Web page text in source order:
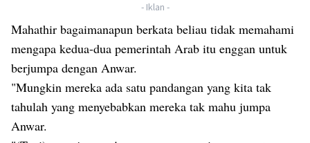
- Iklan -
Mahathir bagaimanapun berkata beliau tidak memahami
mengapa kedua-dua pemerintah Arab itu enggan untuk
berjumpa dengan Anwar.
"Mungkin mereka ada satu pandangan yang kita tak
tahulah yang menyebabkan mereka tak mahu jumpa
Anwar.